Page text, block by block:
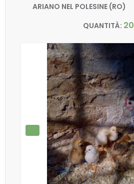
ARIANO NEL POLESINE (RO)
QUANTITÀ: 20